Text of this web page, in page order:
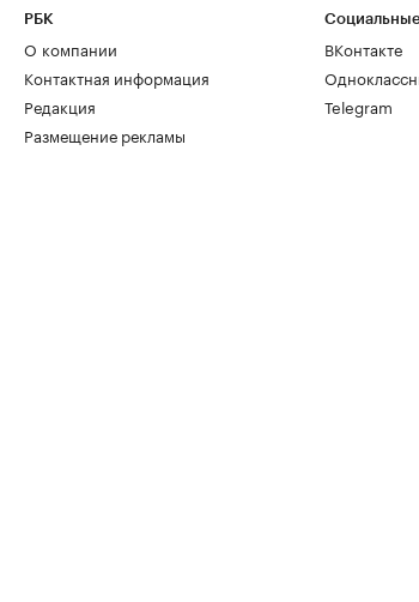
РБК
О компании
Контактная информация
Редакция
Размещение рекламы
ВКонтакте
Telegram